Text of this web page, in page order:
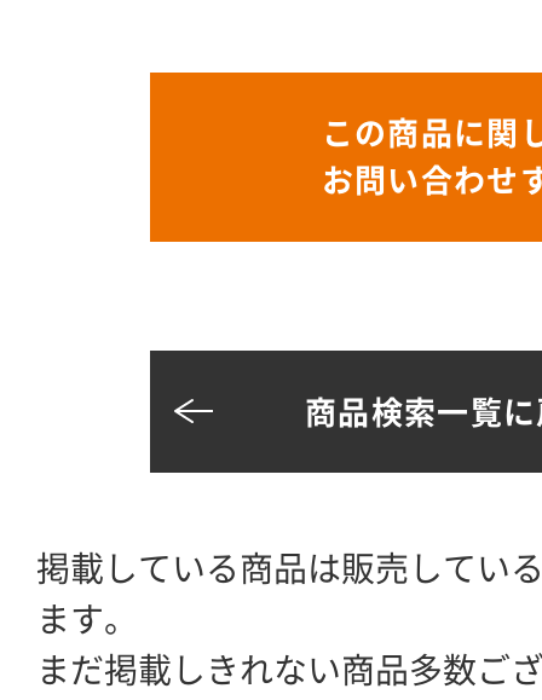
この商品に関
お問い合わせ
商品検索一覧
掲載している商品は販売してい
ます。
まだ掲載しきれない商品多数ご